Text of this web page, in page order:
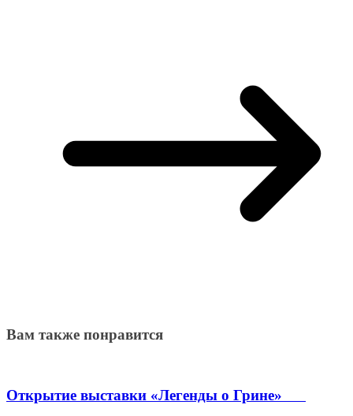
Вам также понравится
Открытие выставки «Легенды о Грине»